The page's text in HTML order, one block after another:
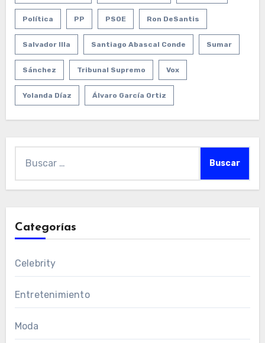
Política PP PSOE Ron DeSantis
Salvador Illa Santiago Abascal Conde Sumar
Sánchez Tribunal Supremo Vox
Yolanda Díaz Álvaro García Ortiz
Categorías
Celebrity
Entretenimiento
Moda